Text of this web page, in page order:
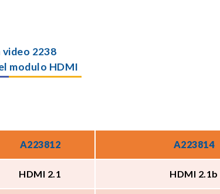
2238
modulo HDMI
A223812 A223814
HDMI 2.1 HDMI 2.1b